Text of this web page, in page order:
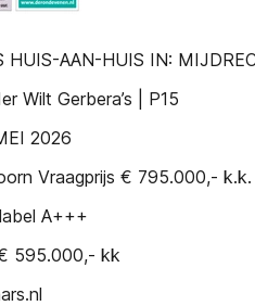
HUIS-AAN-HUIS IN:
Wilt Gerbera’s | P15
2026
Vraagprijs € 795.000,- k.k.
A+++
595.000,- kk